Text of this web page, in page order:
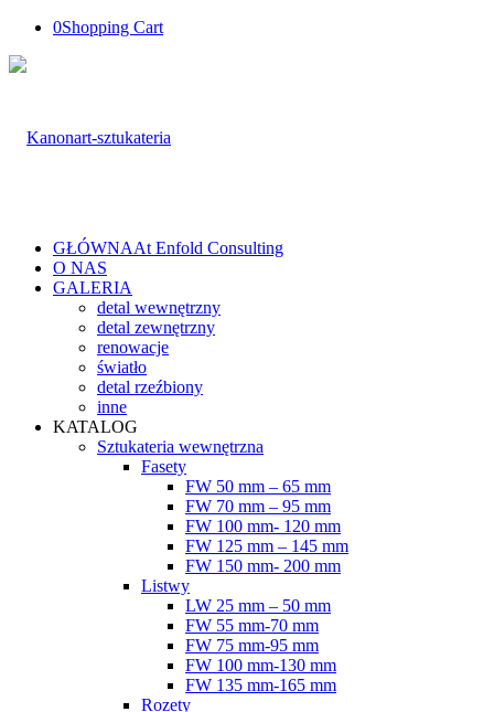
0Shopping Cart
GŁÓWNAAt Enfold Consulting
O NAS
GALERIA
detal wewnętrzny
detal zewnętrzny
renowacje
światło
detal rzeźbiony
inne
KATALOG
Sztukateria wewnętrzna
Fasety
FW 50 mm – 65 mm
FW 70 mm – 95 mm
FW 100 mm- 120 mm
FW 125 mm – 145 mm
FW 150 mm- 200 mm
Listwy
LW 25 mm – 50 mm
FW 55 mm-70 mm
FW 75 mm-95 mm
FW 100 mm-130 mm
FW 135 mm-165 mm
Rozety